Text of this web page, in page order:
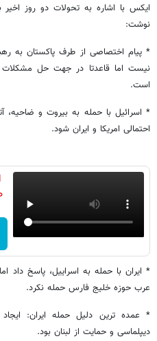
ایکس با اشاره به تحولات دو روز
نوشت:
* پیام اختصاصی از طرف پاکستان به
نیست اما قاعدتا در جهت حل مشکلات
است.
* اسرائیل با حمله به بیروت و
احتمالی امریکا و ایران شود.
* ایران با حمله به اسراییل، پاسخ داد
عرب حوزه خلیج فارس حمله نکرد.
* عمده ترین دلیل حمله ایران:
دیپلماسی و حمایت از لبنان بود.